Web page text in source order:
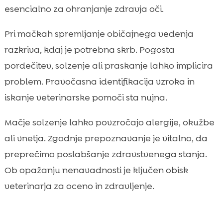
esencialno za ohranjanje zdravja oči.
Pri mačkah spremljanje običajnega vedenja
razkriva, kdaj je potrebna skrb. Pogosta
pordečitev, solzenje ali praskanje lahko implicira
problem. Pravočasna identifikacija vzroka in
iskanje veterinarske pomoči sta nujna.
Mačje solzenje lahko povzročajo alergije, okužbe
ali vnetja. Zgodnje prepoznavanje je vitalno, da
preprečimo poslabšanje zdravstvenega stanja.
Ob opažanju nenavadnosti je ključen obisk
veterinarja za oceno in zdravljenje.